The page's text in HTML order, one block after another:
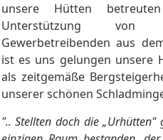
unsere Hütten
Unterstützung von
Gewerbetreibenden aus
ist es uns gelungen unsere
als zeitgemäße
unserer schönen
".. Stellten doch die